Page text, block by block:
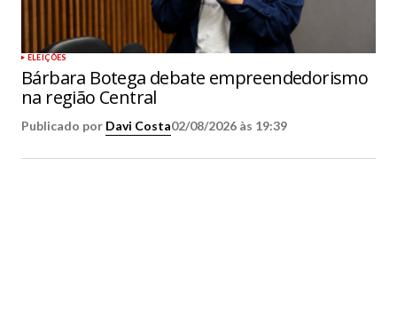
ELEIÇÕES
Bárbara Botega debate empreendedorismo
na região Central
Publicado por Davi Costa02/08/2026 às 19:39